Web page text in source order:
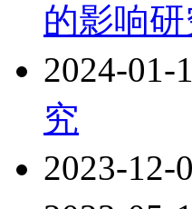
的影响
2024-01-
究
2023-12-